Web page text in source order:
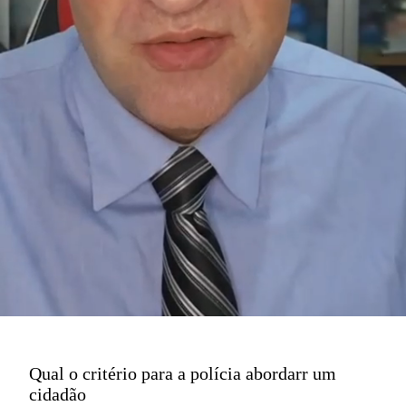
Qual o critério para a polícia abordarr um
cidadão